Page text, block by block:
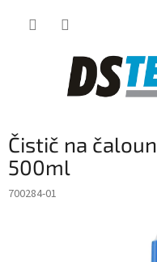
Čistič na
500ml
700284-01